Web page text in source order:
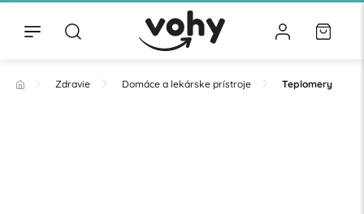
Zdravie Domáce a lekárske prístroje Teplomery